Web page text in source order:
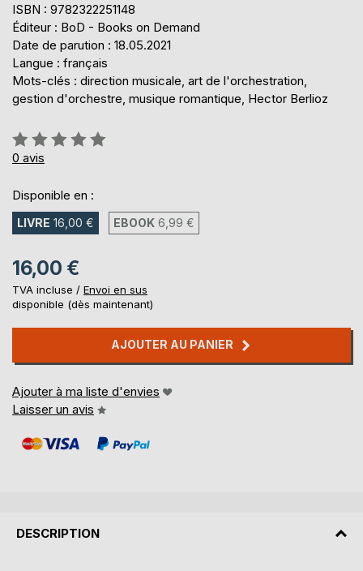
ISBN : 9782322251148
Éditeur : BoD - Books on Demand
Date de parution : 18.05.2021
Langue : français
Mots-clés : direction musicale, art de l'orchestration,
gestion d'orchestre, musique romantique, Hector Berlioz
Évaluation:
0%
0 avis
Disponible en :
LIVRE 16,00 € EBOOK 6,99 €
16,00 €
TVA incluse / Envoi en sus
disponible (dès maintenant)
AJOUTER AU PANIER
Ajouter à ma liste d'envies
Laisser un avis
DESCRIPTION